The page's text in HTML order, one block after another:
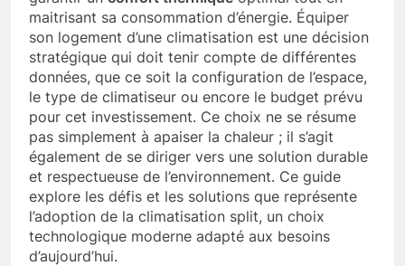
maitrisant sa consommation d’énergie. Équiper
son logement d’une climatisation est une décision
stratégique qui doit tenir compte de différentes
données, que ce soit la configuration de l’espace,
le type de climatiseur ou encore le budget prévu
pour cet investissement. Ce choix ne se résume
pas simplement à apaiser la chaleur ; il s’agit
également de se diriger vers une solution durable
et respectueuse de l’environnement. Ce guide
explore les défis et les solutions que représente
l’adoption de la climatisation split, un choix
technologique moderne adapté aux besoins
d’aujourd’hui.